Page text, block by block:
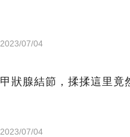
2023/07/04
甲狀腺結節，揉揉這里竟
2023/07/04